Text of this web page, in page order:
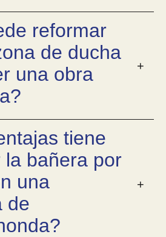
reformar
de ducha
una obra
tiene
la bañera por
una
de